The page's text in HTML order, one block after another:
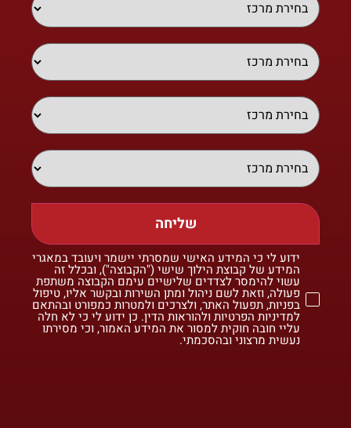
שליחה
ידוע לי כי המידע האישי שמסרתי יישמר ויעובד במאגרי
המידע של קבוצת הילוך שישי ("הקבוצה"), ובכלל זה
עשוי להימסר לצדדים שלישיים עימם הקבוצה משתפת
פעולה, וזאת לשם ניהול ומתן השירות ובקשר אליו, טיפול
בפניות, תפעול האתר, ולצרכים ולמטרות כמפורט ובהתאם
למדיניות הפרטיות ולהוראות הדין. כן ידוע לי כי לא חלה
עליי חובה חוקית למסור את המידע האמור, וכי מסירתו
נעשית מרצוני ובהסכמתי.